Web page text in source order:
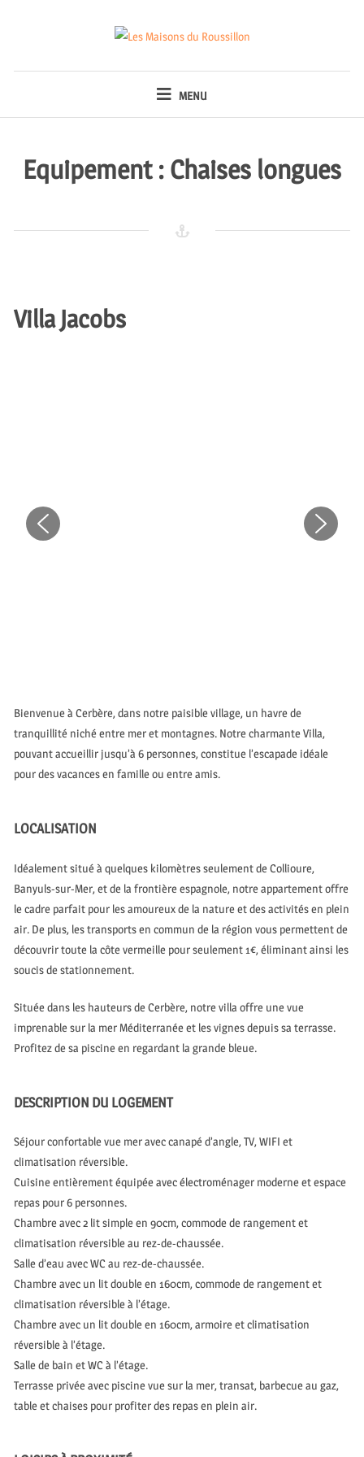
LES MAISONS DU
ROUSSILLON
MENU
Equipement : Chaises longues
Villa Jacobs
Bienvenue à Cerbère, dans notre paisible village, un havre de
tranquillité niché entre mer et montagnes. Notre charmante Villa,
pouvant accueillir jusqu’à 6 personnes, constitue l’escapade idéale
pour des vacances en famille ou entre amis.
LOCALISATION
Idéalement situé à quelques kilomètres seulement de Collioure,
Banyuls-sur-Mer, et de la frontière espagnole, notre appartement offre
le cadre parfait pour les amoureux de la nature et des activités en plein
air. De plus, les transports en commun de la région vous permettent de
découvrir toute la côte vermeille pour seulement 1€, éliminant ainsi les
soucis de stationnement.
Située dans les hauteurs de Cerbère, notre villa offre une vue
imprenable sur la mer Méditerranée et les vignes depuis sa terrasse.
Profitez de sa piscine en regardant la grande bleue.
DESCRIPTION DU LOGEMENT
Séjour confortable vue mer avec canapé d’angle, TV, WIFI et
climatisation réversible.
Cuisine entièrement équipée avec électroménager moderne et espace
repas pour 6 personnes.
Chambre avec 2 lit simple en 90cm, commode de rangement et
climatisation réversible au rez-de-chaussée.
Salle d’eau avec WC au rez-de-chaussée.
Chambre avec un lit double en 160cm, commode de rangement et
climatisation réversible à l’étage.
Chambre avec un lit double en 160cm, armoire et climatisation
réversible à l’étage.
Salle de bain et WC à l’étage.
Terrasse privée avec piscine vue sur la mer, transat, barbecue au gaz,
table et chaises pour profiter des repas en plein air.